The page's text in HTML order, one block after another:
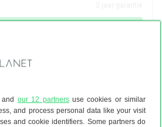
our 12 partnersuse cookies or similar
and process personal data like your visit
and cookie identifiers. Some partners do
plaza
Ultra